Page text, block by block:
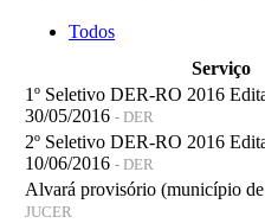
Todos
Serviço
1º Seletivo DER-RO 2016
30/05/2016 - DER
2º Seletivo DER-RO 2016
10/06/2016 - DER
Alvará provisório (município
JUCER